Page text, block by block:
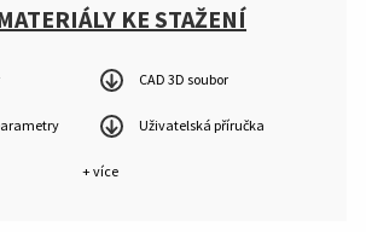
KE STAŽENÍ
CAD 3D soubor
Uživatelská příručka
+ více